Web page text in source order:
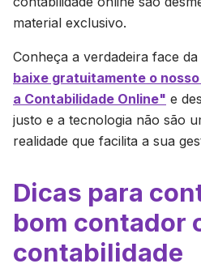
material exclusivo.
Conheça a verdadeira face
baixe gratuitamente o
a Contabilidade Online" e
justo e a tecnologia não são
realidade que facilita a sua
Dicas para
bom contador
contabilidade